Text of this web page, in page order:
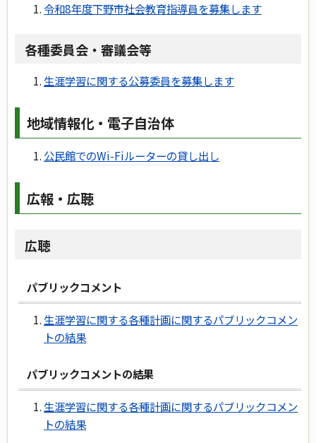
令和8年度下野市社会教育指導員を募集します
各種委員会・審議会等
生涯学習に関する公募委員を募集します
地域情報化・電子自治体
公民館でのWi-Fiルーターの貸し出し
広報・広聴
広聴
パブリックコメント
生涯学習に関する各種計画に関するパブリックコメン
トの結果
パブリックコメントの結果
生涯学習に関する各種計画に関するパブリックコメン
トの結果